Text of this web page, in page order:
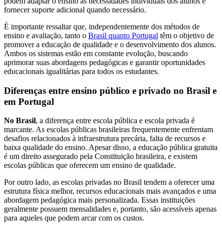
fornecer suporte adicional quando necessário.
É importante ressaltar que, independentemente dos métodos de
ensino e avaliação, tanto o Brasil quanto Portugal têm o objetivo de
promover a educação de qualidade e o desenvolvimento dos alunos.
Ambos os sistemas estão em constante evolução, buscando
aprimorar suas abordagens pedagógicas e garantir oportunidades
educacionais igualitárias para todos os estudantes.
Diferenças entre ensino público e privado no Brasil e
em Portugal
No Brasil, a diferença entre escola pública e escola privada é
marcante. As escolas públicas brasileiras frequentemente enfrentam
desafios relacionados à infraestrutura precária, falta de recursos e
baixa qualidade do ensino. Apesar disso, a educação pública gratuita
é um direito assegurado pela Constituição brasileira, e existem
escolas públicas que oferecem um ensino de qualidade.
Por outro lado, as escolas privadas no Brasil tendem a oferecer uma
estrutura física melhor, recursos educacionais mais avançados e uma
abordagem pedagógica mais personalizada. Essas instituições
geralmente possuem mensalidades e, portanto, são acessíveis apenas
para aqueles que podem arcar com os custos.